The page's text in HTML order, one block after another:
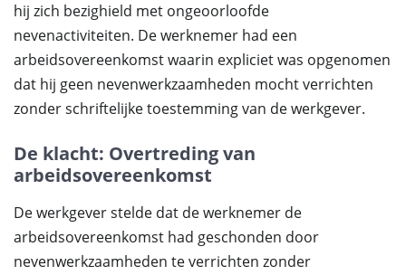
hij zich bezighield met ongeoorloofde
nevenactiviteiten. De werknemer had een
arbeidsovereenkomst waarin expliciet was opgenomen
dat hij geen nevenwerkzaamheden mocht verrichten
zonder schriftelijke toestemming van de werkgever.
De klacht: Overtreding van
arbeidsovereenkomst
De werkgever stelde dat de werknemer de
arbeidsovereenkomst had geschonden door
nevenwerkzaamheden te verrichten zonder